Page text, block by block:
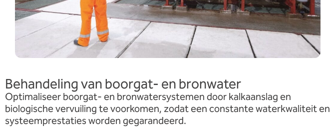
Behandeling van boorgat- en bronwater
Optimaliseer boorgat- en bronwatersystemen door kalkaanslag en
biologische vervuiling te voorkomen, zodat een constante waterkwaliteit en
systeemprestaties worden gegarandeerd.